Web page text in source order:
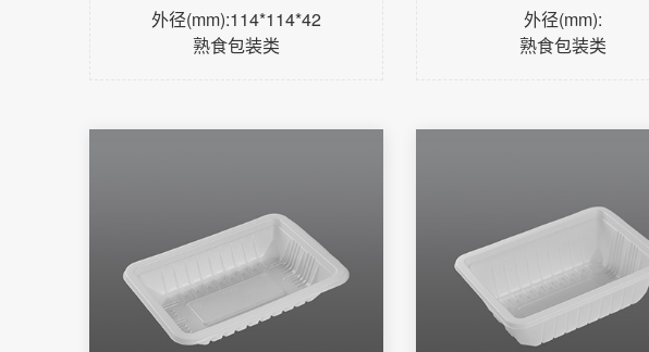
外径(mm):114*114*42
熟食包装类
外径(mm):
熟食包装类